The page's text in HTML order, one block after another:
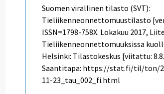
Suomen virallinen tilasto (SVT):
Tieliikenneonnettomuustilasto
ISSN=1798-758X. Lokakuu 2017,
Tieliikenneonnettomuuksissa
Helsinki: Tilastokeskus [viitattu:
Saantitapa: https://stat.fi/til/ton/
11-23_tau_002_fi.html